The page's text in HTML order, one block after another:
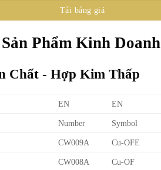
Phẩm Kinh Doanh
Chất - Hợp Kim Thấp
EN EN
Number Symbol
CW009A Cu-OFE
CW008A Cu-OF